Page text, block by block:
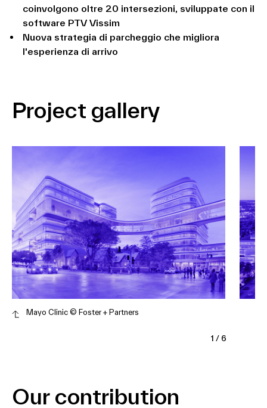
coinvolgono oltre 20 intersezioni, sviluppate con il
software PTV Vissim
Nuova strategia di parcheggio che migliora
l'esperienza di arrivo
Project gallery
Mayo Clinic © Foster + Partners
1 / 6
Our contribution